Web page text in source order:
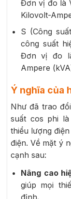
Đơn vị đo là
Kilovolt-
S (Công
công suất
Đơn vị đo
Ampere
Ý nghĩa của
Như đã trao
suất cos phi
thiểu lượng
điện. Về mặt ý
cạnh sau:
Nâng cao
giúp mọi
định.